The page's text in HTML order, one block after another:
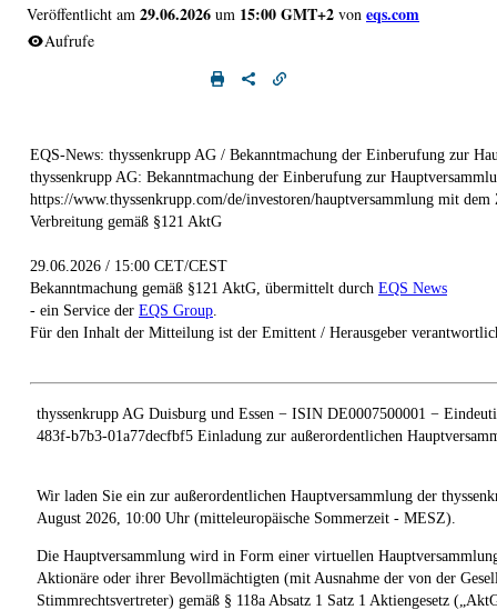
Veröffentlicht am 29.06.2026 um 15:00 GMT+2 von eqs.com
Aufrufe
EQS-News: thyssenkrupp AG / Bekanntmachung der Einberufung zur
thyssenkrupp AG: Bekanntmachung der Einberufung zur
https://www.thyssenkrupp.com/de/investoren/hauptversammlung mit
Verbreitung gemäß §121 AktG
29.06.2026 / 15:00 CET/CEST
Bekanntmachung gemäß §121 AktG, übermittelt durch EQS News
- ein Service der EQS Group
Für den Inhalt der Mitteilung ist der Emittent / Herausgeber
thyssenkrupp AG Duisburg und Essen − ISIN DE0007500001 −
483f-b7b3-01a77decfbf5 Einladung zur außerordentlichen
Wir laden Sie ein zur außerordentlichen Hauptversammlung der
August 2026, 10:00 Uhr (mitteleuropäische Sommerzeit - MESZ).
Die Hauptversammlung wird in Form einer virtuellen
Aktionäre oder ihrer Bevollmächtigten (mit Ausnahme der von der
Stimmrechtsvertreter) gemäß § 118a Absatz 1 Satz 1 Aktiengesetz